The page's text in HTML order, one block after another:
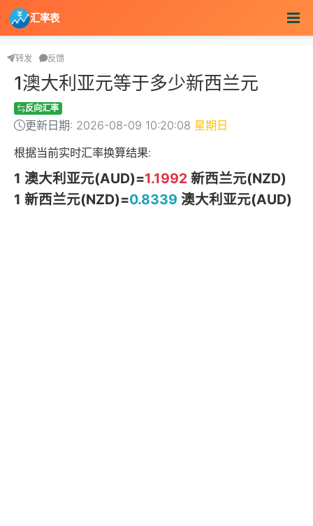
汇率表
转发 反馈
1澳大利亚元等于多少新西兰元
反向汇率
更新日期: 2026-08-09 10:20:08 星期日
根据当前实时汇率换算结果:
1 澳大利亚元(AUD)=1.1992新西兰元(NZD)
1 新西兰元(NZD)=0.8339 澳大利亚元(AUD)